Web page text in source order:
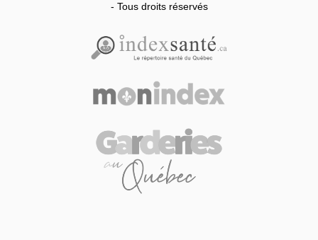
- Tous droits réservés